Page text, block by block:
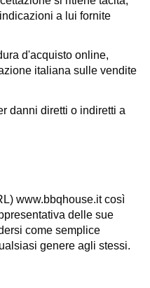
a lui fornite
d'acquisto online,
italiana sulle vendite
danni diretti o indiretti a
www.bbqhouse.it così
delle sue
come semplice
genere agli stessi.